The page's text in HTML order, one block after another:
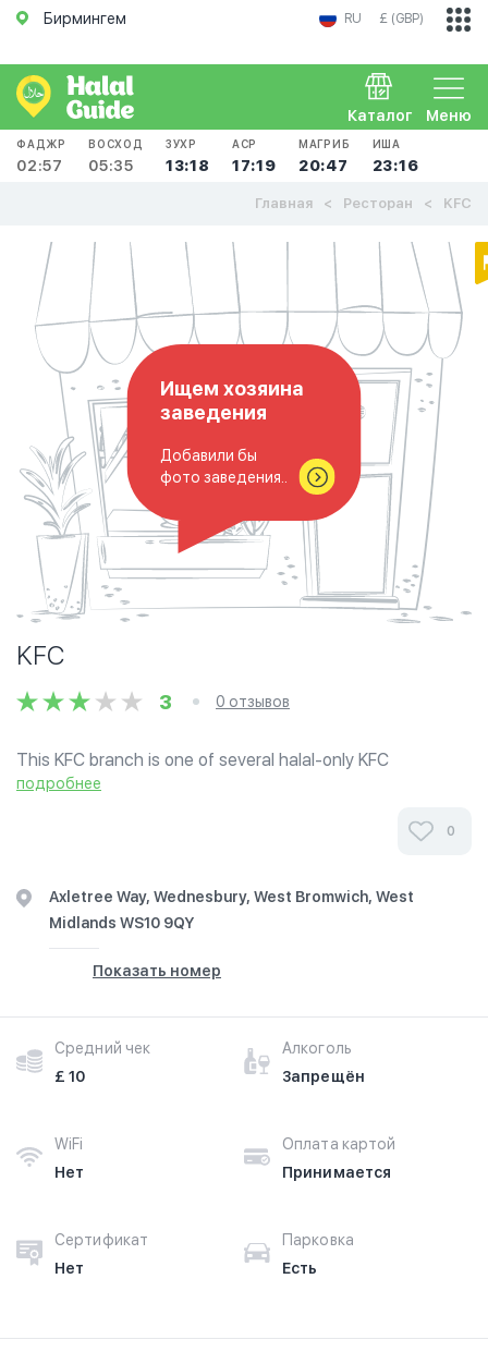
Бирмингем RU £ (GBP)
Меню
Каталог
ФАДЖР
02:57
ВОСХОД
05:35
ЗУХР
13:18
АСР
17:19
МАГРИБ
20:47
ИША
23:16
Главная Ресторан KFC
Ищем хозяина
заведения
Добавили бы
фото заведения..
KFC
3 0 отзывов
This KFC branch is one of several halal-only KFC
restaurants. All food in this outlet is certified by the Halal
подробнее
0
Axletree Way, Wednesbury, West Bromwich, West
Midlands WS10 9QY
Показать номер
Средний чек
£ 10
Алкоголь
Запрещён
WiFi
Нет
Оплата картой
Принимается
Сертификат
Нет
Парковка
Есть